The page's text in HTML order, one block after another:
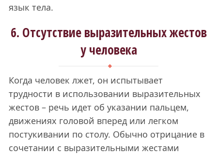
язык тела.
6. Отсутствие выразительных жестов
у человека
Когда человек лжет, он испытывает
трудности в использовании выразительных
жестов – речь идет об указании пальцем,
движениях головой вперед или легком
постукивании по столу. Обычно отрицание в
сочетании с выразительными жестами